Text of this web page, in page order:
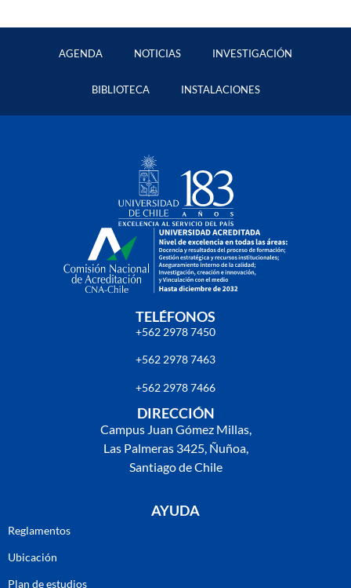
AGENDA NOTICIAS INVESTIGACIÓN
BIBLIOTECA INSTALACIONES
TELÉFONOS
+562 2978 7450
+562 2978 7463
+562 2978 7466
DIRECCIÓN
Campus Juan Gómez Millas,
Las Palmeras 3425, Ñuñoa,
Santiago de Chile
AYUDA
Reglamentos
Ubicación
Plan de estudios